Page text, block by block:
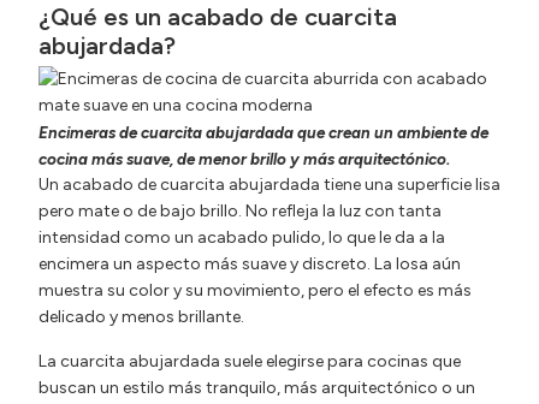
¿Qué es un acabado de cuarcita
abujardada?
Encimeras de cuarcita abujardada que crean un ambiente de
cocina más suave, de menor brillo y más arquitectónico.
Un acabado de cuarcita abujardada tiene una superficie lisa
pero mate o de bajo brillo. No refleja la luz con tanta
intensidad como un acabado pulido, lo que le da a la
encimera un aspecto más suave y discreto. La losa aún
muestra su color y su movimiento, pero el efecto es más
delicado y menos brillante.
La cuarcita abujardada suele elegirse para cocinas que
buscan un estilo más tranquilo, más arquitectónico o un